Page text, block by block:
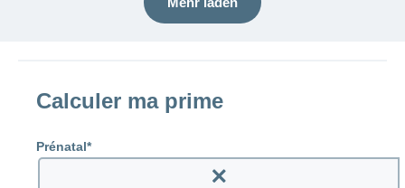
Calculer ma prime
Prénatal
Enable